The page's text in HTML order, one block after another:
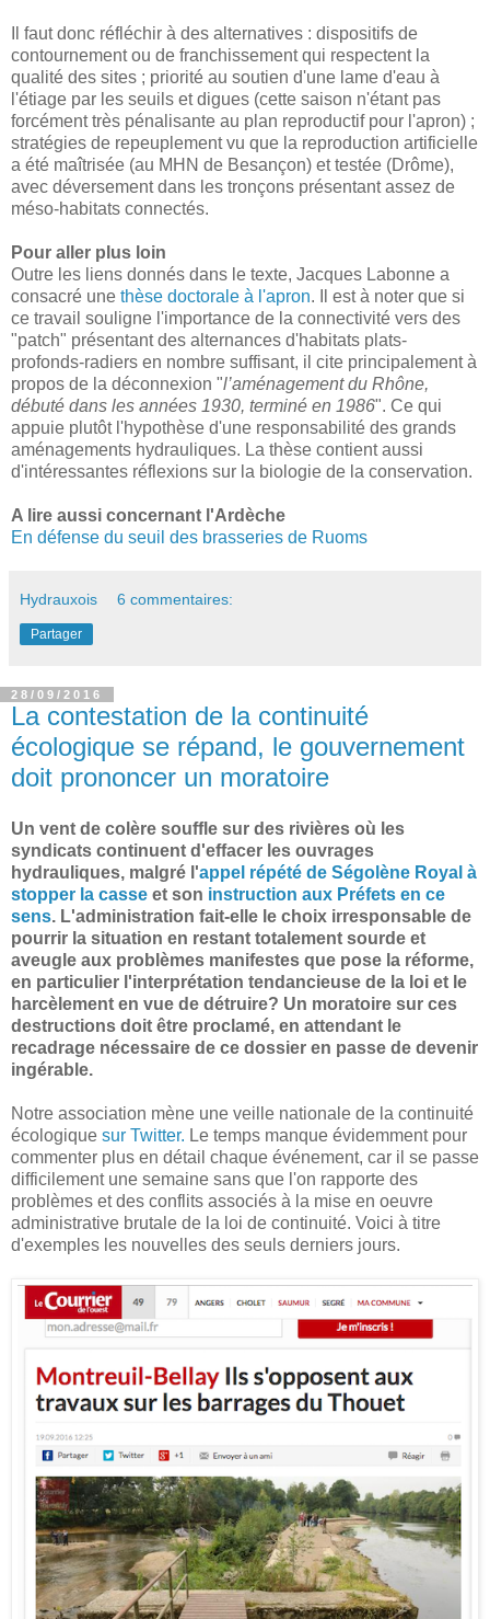
Il faut donc réfléchir à des alternatives : dispositifs de
contournement ou de franchissement qui respectent la
qualité des sites ; priorité au soutien d'une lame d'eau à
l'étiage par les seuils et digues (cette saison n'étant pas
forcément très pénalisante au plan reproductif pour l'apron) ;
stratégies de repeuplement vu que la reproduction artificielle
a été maîtrisée (au MHN de Besançon) et testée (Drôme),
avec déversement dans les tronçons présentant assez de
méso-habitats connectés.
Pour aller plus loin
Outre les liens donnés dans le texte, Jacques Labonne a
consacré une thèse doctorale à l'apron. Il est à noter que si
ce travail souligne l'importance de la connectivité vers des
"patch" présentant des alternances d'habitats plats-
profonds-radiers en nombre suffisant, il cite principalement à
propos de la déconnexion "l’aménagement du Rhône,
débuté dans les années 1930, terminé en 1986". Ce qui
appuie plutôt l'hypothèse d'une responsabilité des grands
aménagements hydrauliques. La thèse contient aussi
d'intéressantes réflexions sur la biologie de la conservation.
A lire aussi concernant l'Ardèche
En défense du seuil des brasseries de Ruoms
Hydrauxois 6 commentaires:
Partager
28/09/2016
La contestation de la continuité
écologique se répand, le gouvernement
doit prononcer un moratoire
Un vent de colère souffle sur des rivières où les
syndicats continuent d'effacer les ouvrages
hydrauliques, malgré l'appel répété de Ségolène Royal à
stopper la casse et son instruction aux Préfets en ce
sens. L'administration fait-elle le choix irresponsable de
pourrir la situation en restant totalement sourde et
aveugle aux problèmes manifestes que pose la réforme,
en particulier l'interprétation tendancieuse de la loi et le
harcèlement en vue de détruire? Un moratoire sur ces
destructions doit être proclamé, en attendant le
recadrage nécessaire de ce dossier en passe de devenir
ingérable.
Notre association mène une veille nationale de la continuité
écologique sur Twitter. Le temps manque évidemment pour
commenter plus en détail chaque événement, car il se passe
difficilement une semaine sans que l'on rapporte des
problèmes et des conflits associés à la mise en oeuvre
administrative brutale de la loi de continuité. Voici à titre
d'exemples les nouvelles des seuls derniers jours.